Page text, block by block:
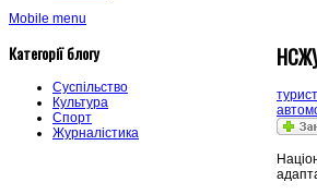
Mobile menu
Категорії блогу
Суспільство
Культура
Спорт
Журналістика